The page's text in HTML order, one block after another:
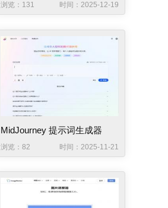
浏览：131 时间：2025-12-19
MidJourney 提示词生成器
浏览：82 时间：2025-11-21